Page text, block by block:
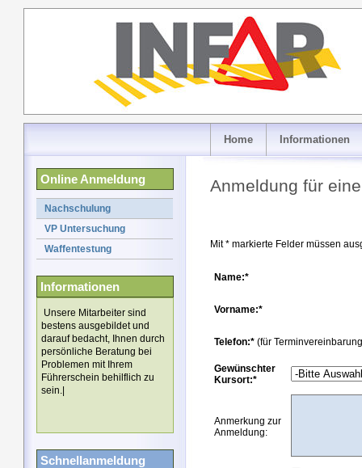
Home Informationen
Online Anmeldung
Nachschulung
VP Untersuchung
Waffentestung
Informationen
Unsere Mitarbeiter sind
bestens ausgebildet und
darauf bedacht, Ihnen durch
persönliche Beratung bei
Problemen mit Ihrem
Führerschein behilflich zu
sein.|
Schnellanmeldung
Anmeldung für
Mit * markierte Felder müssen
Name:*
Vorname:*
Telefon:* (für
Gewünschter
Kursort:*
Anmerkung zur
Anmeldung: